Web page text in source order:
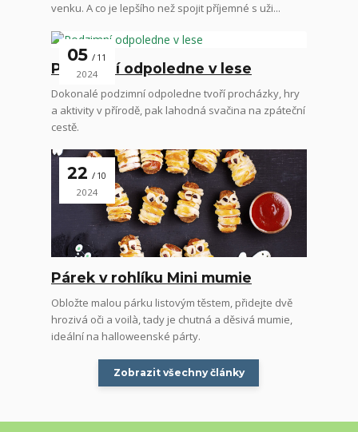
venku. A co je lepšího než spojit příjemné s uži...
05 11
2024
Podzimní odpoledne v lese
Dokonalé podzimní odpoledne tvoří procházky, hry
a aktivity v přírodě, pak lahodná svačina na zpáteční
cestě.
22 10
2024
Párek v rohlíku Mini mumie
Obložte malou párku listovým těstem, přidejte dvě
hrozivá oči a voilà, tady je chutná a děsivá mumie,
ideální na halloweenské párty.
Zobrazit všechny články